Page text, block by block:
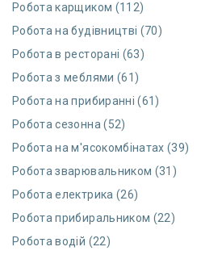
Робота карщиком (112)
Робота на будівництві (70)
Робота в ресторані (63)
Робота з меблями (61)
Робота на прибиранні (61)
Робота сезонна (52)
Робота на м'ясокомбінатах (39)
Робота зварювальником (31)
Робота електрика (26)
Робота прибиральником (22)
Робота водій (22)